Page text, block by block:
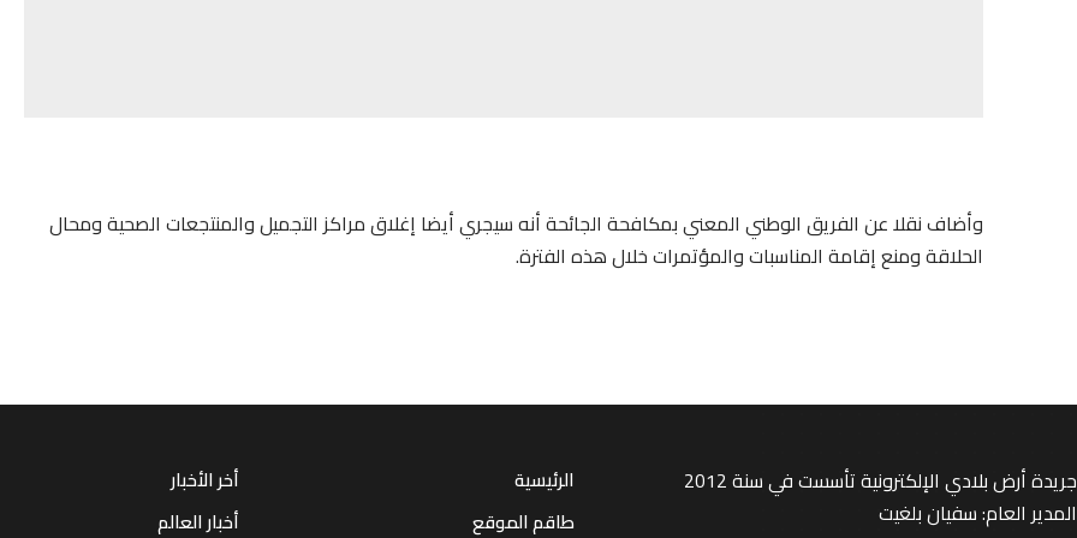
وأضاف نقلا عن الفريق الوطني المعني بمكافحة الجائحة أنه سيجري أيضا إغلاق مراكز التجميل والمنتجعات الصحية ومحال
الحلاقة ومنع إقامة المناسبات والمؤتمرات خلال هذه الفترة.
جريدة أرض بلادي الإلكترونية تأسست في سنة 2012
المدير العام: سفيان بلغيت
الرئيسية
طاقم الموقع
أخر الأخبار
أخبار العالم